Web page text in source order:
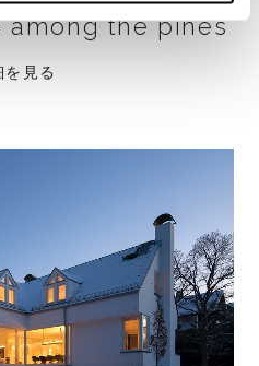
among the pines
を見る